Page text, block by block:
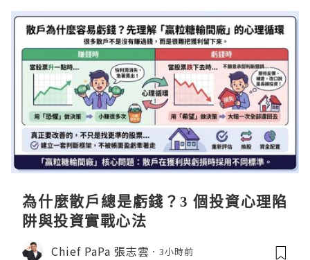
為什麼散戶總是虧錢？3 個投資心理陷
阱與投資實戰心法
Chief PaPa 張志雲 3小時前